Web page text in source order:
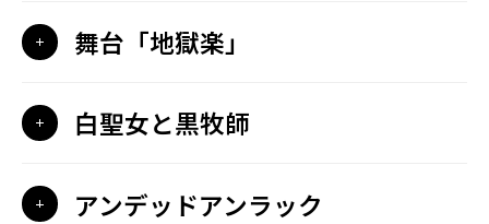
舞台「地獄楽」
白聖女と黒牧師
アンデッドアンラック